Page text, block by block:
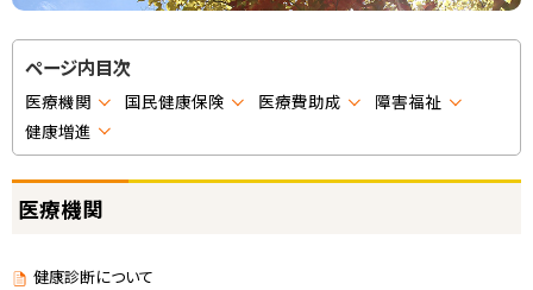
ページ内目次
医療機関 国民健康保険 医療費助成
障害福祉
健康増進
医療機関
健康診断について